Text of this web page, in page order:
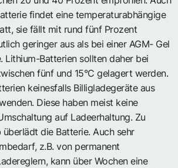
findet eine temperaturabhängige
sie fällt mit rund fünf Prozent
geringer aus als bei einer AGM- Gel
Lithium-Batterien sollten daher bei
fünf und 15°C gelagert werden.
keinesfalls Billigladegeräte aus
Diese haben meist keine
auf Ladeerhaltung. Zu
die Batterie. Auch sehr
z.B. von permanent
kann über Wochen eine